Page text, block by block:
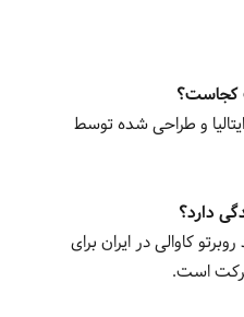
کجاست؟
و طراحی شده توسط
دارد؟
کاوالی در ایران برای
است.